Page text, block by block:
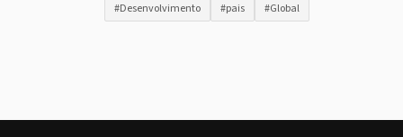
#Desenvolvimento
#pais #Global